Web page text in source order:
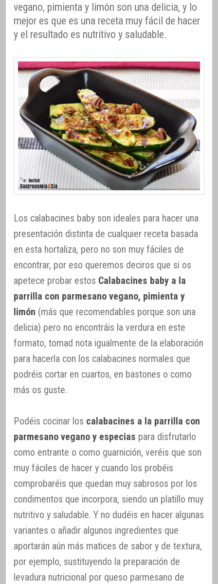
vegano, pimienta y limón son una delicia, y lo
mejor es que es una receta muy fácil de hacer
y el resultado es nutritivo y saludable.
Los calabacines baby son ideales para hacer una
presentación distinta de cualquier receta basada
en esta hortaliza, pero no son muy fáciles de
encontrar, por eso queremos deciros que si os
apetece probar estos Calabacines baby a la
parrilla con parmesano vegano, pimienta y
limón (más que recomendables porque son una
delicia) pero no encontráis la verdura en este
formato, tomad nota igualmente de la elaboración
para hacerla con los calabacines normales que
podréis cortar en cuartos, en bastones o como
más os guste.
Podéis cocinar los calabacines a la parrilla con
parmesano vegano y especias para disfrutarlo
como entrante o como guarnición, veréis que son
muy fáciles de hacer y cuando los probéis
comprobaréis que quedan muy sabrosos por los
condimentos que incorpora, siendo un platillo muy
nutritivo y saludable. Y no dudéis en hacer algunas
variantes o añadir algunos ingredientes que
aportarán aún más matices de sabor y de textura,
por ejemplo, sustituyendo la preparación de
levadura nutricional por queso parmesano de